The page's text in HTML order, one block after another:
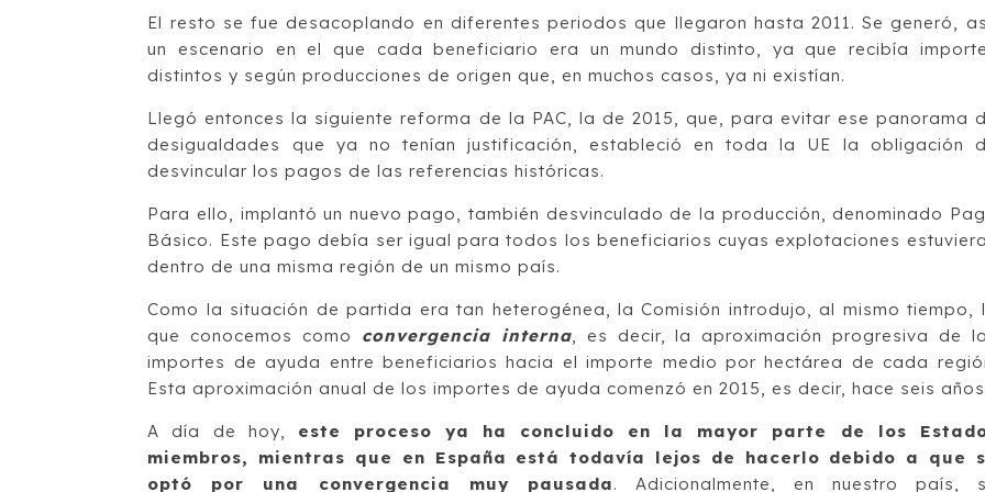
El resto se fue desacoplando en diferentes periodos que llegaron hasta 2011. Se generó,
un escenario en el que cada beneficiario era un mundo distinto, ya que recibía
distintos y según producciones de origen que, en muchos casos, ya ni existían.
Llegó entonces la siguiente reforma de la PAC, la de 2015, que, para evitar ese panorama
desigualdades que ya no tenían justificación, estableció en toda la UE la obligación
desvincular los pagos de las referencias históricas.
Para ello, implantó un nuevo pago, también desvinculado de la producción, denominado
Básico. Este pago debía ser igual para todos los beneficiarios cuyas explotaciones
dentro de una misma región de un mismo país.
Como la situación de partida era tan heterogénea, la Comisión introdujo, al mismo tiempo,
que conocemos como convergencia interna, es decir, la aproximación progresiva de
importes de ayuda entre beneficiarios hacia el importe medio por hectárea de cada
Esta aproximación anual de los importes de ayuda comenzó en 2015, es decir, hace seis
A día de hoy, este proceso ya ha concluido en la mayor parte de los
miembros, mientras que en España está todavía lejos de hacerlo debido a que
optó por una convergencia muy pausada. Adicionalmente, en nuestro país,